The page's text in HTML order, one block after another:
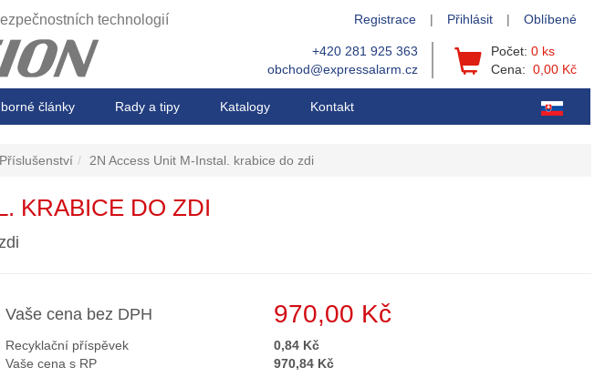
technologií Registrace | Přihlásit | Oblíbené
+420 281 925 363
obchod@expressalarm.cz
Počet: 0 ks
Cena: 0,00 Kč
články Rady a tipy Katalogy Kontakt
Příslušenství 2N Access Unit M-Instal. krabice do zdi
KRABICE DO ZDI
Vaše cena bez DPH 970,00 Kč
Recyklační příspěvek
0,84 Kč
Vaše cena s RP
970,84 Kč